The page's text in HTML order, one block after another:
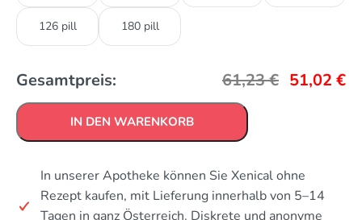
126 pill 180 pill
Gesamtpreis: 61,23€ 51,02 €
IN DEN WARENKORB
In unserer Apotheke können Sie Xenical ohne
Rezept kaufen, mit Lieferung innerhalb von 5–14
Tagen in ganz Österreich. Diskrete und anonyme